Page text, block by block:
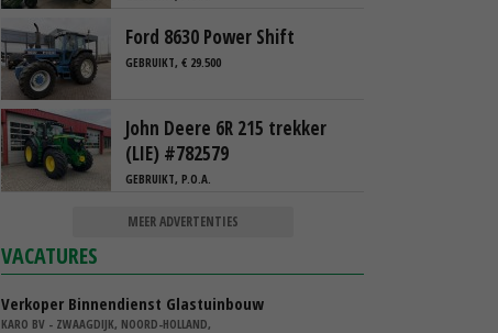
Ford 8630 Power Shift
GEBRUIKT, € 29.500
John Deere 6R 215 trekker
(LIE) #782579
GEBRUIKT, P.O.A.
MEER ADVERTENTIES
VACATURES
Verkoper Binnendienst Glastuinbouw
KARO BV - ZWAAGDIJK, NOORD-HOLLAND,